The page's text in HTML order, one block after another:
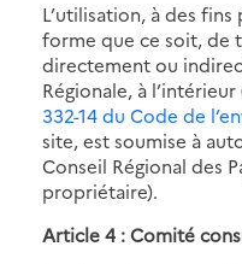
L’utilisation, à des
forme que ce soit, de
directement ou
Régionale, à
332-14 du Code de
site, est soumise à
Conseil Régional des
propriétaire).
Article 4 : Comité